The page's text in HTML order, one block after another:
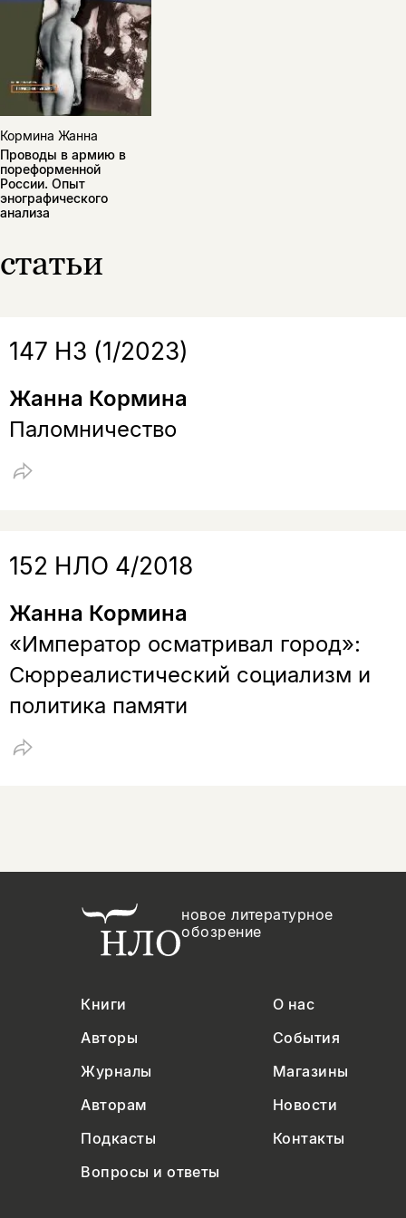
Кормина Жанна
Проводы в армию в
пореформенной
России. Опыт
энографического
анализа
статьи
147 НЗ (1/2023)
Жанна Кормина
Паломничество
152 НЛО 4/2018
Жанна Кормина
«Император осматривал город»:
Сюрреалистический социализм и
политика памяти
новое литературное
обозрение
Книги
О нас
Авторы
События
Журналы
Магазины
Авторам
Новости
Подкасты
Контакты
Вопросы и ответы
Поделиться
Копировать
нет, вернуться назад